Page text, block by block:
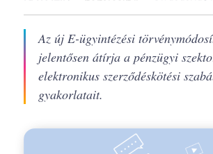
Az új E-ügyintézési
jelentősen átírja a pénzügyi
elektronikus szerződéskötési
gyakorlatait.